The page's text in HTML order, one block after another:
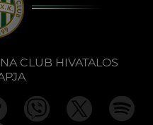
CLUB HIVATALOS